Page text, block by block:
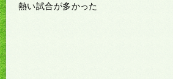
熱い試合が多かった